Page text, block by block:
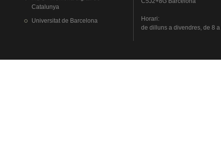
Catalunya
Universitat de Barcelona Horari:
de dillunsa divendres, de 8